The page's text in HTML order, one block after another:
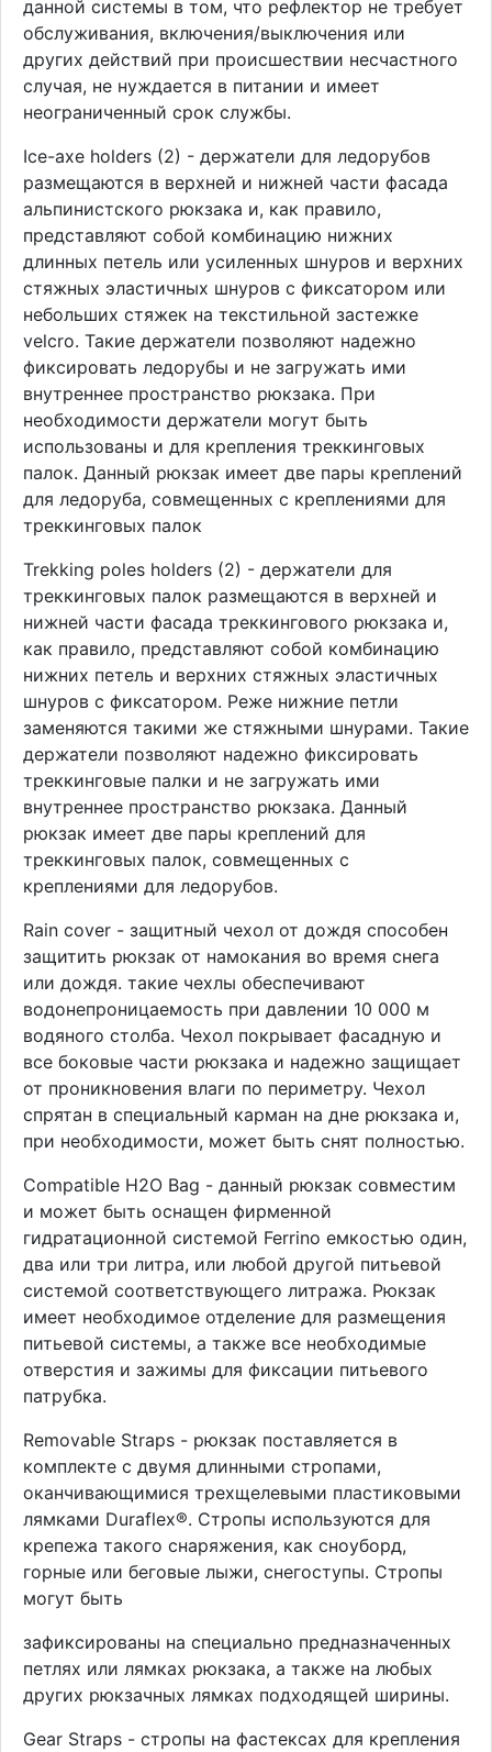
данной системы в том, что рефлектор не требует
обслуживания, включения/выключения или
других действий при происшествии несчастного
случая, не нуждается в питании и имеет
неограниченный срок службы.
Ice-axe holders (2) - держатели для ледорубов
размещаются в верхней и нижней части фасада
альпинистского рюкзака и, как правило,
представляют собой комбинацию нижних
длинных петель или усиленных шнуров и верхних
стяжных эластичных шнуров с фиксатором или
небольших стяжек на текстильной застежке
velcro. Такие держатели позволяют надежно
фиксировать ледорубы и не загружать ими
внутреннее пространство рюкзака. При
необходимости держатели могут быть
использованы и для крепления треккинговых
палок. Данный рюкзак имеет две пары креплений
для ледоруба, совмещенных с креплениями для
треккинговых палок
Trekking poles holders (2) - держатели для
треккинговых палок размещаются в верхней и
нижней части фасада треккингового рюкзака и,
как правило, представляют собой комбинацию
нижних петель и верхних стяжных эластичных
шнуров с фиксатором. Реже нижние петли
заменяются такими же стяжными шнурами. Такие
держатели позволяют надежно фиксировать
треккинговые палки и не загружать ими
внутреннее пространство рюкзака. Данный
рюкзак имеет две пары креплений для
треккинговых палок, совмещенных с
креплениями для ледорубов.
Rain cover - защитный чехол от дождя способен
защитить рюкзак от намокания во время снега
или дождя. такие чехлы обеспечивают
водонепроницаемость при давлении 10 000 м
водяного столба. Чехол покрывает фасадную и
все боковые части рюкзака и надежно защищает
от проникновения влаги по периметру. Чехол
спрятан в специальный карман на дне рюкзака и,
при необходимости, может быть снят полностью.
Compatible H2O Bag - данный рюкзак совместим
и может быть оснащен фирменной
гидратационной системой Ferrino емкостью один,
два или три литра, или любой другой питьевой
системой соответствующего литража. Рюкзак
имеет необходимое отделение для размещения
питьевой системы, а также все необходимые
отверстия и зажимы для фиксации питьевого
патрубка.
Removable Straps - рюкзак поставляется в
комплекте с двумя длинными стропами,
оканчивающимися трехщелевыми пластиковыми
лямками Duraflex®. Стропы используются для
крепежа такого снаряжения, как сноуборд,
горные или беговые лыжи, снегоступы. Стропы
могут быть
зафиксированы на специально предназначенных
петлях или лямках рюкзака, а также на любых
других рюкзачных лямках подходящей ширины.
Gear Straps - стропы на фастексах для крепления